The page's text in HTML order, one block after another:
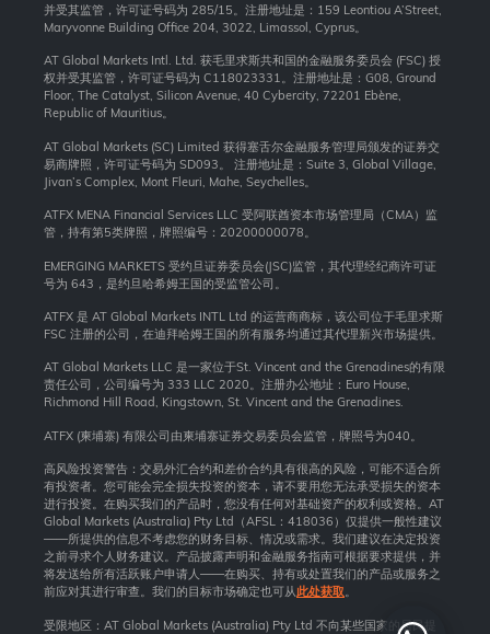
并受其监管，许可证号码为 285/15。注册地址是：159 Leontiou A’Street,
Maryvonne Building Office 204, 3022, Limassol, Cyprus。
AT Global Markets Intl. Ltd. 获毛里求斯共和国的金融服务委员会 (FSC) 授
权并受其监管，许可证号码为 C118023331。注册地址是：G08, Ground
Floor, The Catalyst, Silicon Avenue, 40 Cybercity, 72201 Ebène,
Republic of Mauritius。
AT Global Markets (SC) Limited 获得塞舌尔金融服务管理局颁发的证券交
易商牌照，许可证号码为 SD093。 注册地址是：Suite 3, Global Village,
Jivan’s Complex, Mont Fleuri, Mahe, Seychelles。
ATFX MENA Financial Services LLC 受阿联酋资本市场管理局（CMA）监
管，持有第5类牌照，牌照编号：20200000078。
EMERGING MARKETS 受约旦证券委员会(JSC)监管，其代理经纪商许可证
号为 643，是约旦哈希姆王国的受监管公司。
ATFX 是 AT Global Markets INTL Ltd 的运营商商标，该公司位于毛里求斯
FSC 注册的公司，在迪拜哈姆王国的所有服务均通过其代理新兴市场提供。
AT Global Markets LLC 是一家位于St. Vincent and the Grenadines的有限
责任公司，公司编号为 333 LLC 2020。注册办公地址：Euro House,
Richmond Hill Road, Kingstown, St. Vincent and the Grenadines.
ATFX (柬埔寨) 有限公司由柬埔寨证券交易委员会监管，牌照号为040。
高风险投资警告：交易外汇合约和差价合约具有很高的风险，可能不适合所
有投资者。您可能会完全损失投资的资本，请不要用您无法承受损失的资本
进行投资。在购买我们的产品时，您没有任何对基础资产的权利或资格。AT
Global Markets (Australia) Pty Ltd（AFSL：418036）仅提供一般性建议
——所提供的信息不考虑您的财务目标、情况或需求。我们建议在决定投资
之前寻求个人财务建议。产品披露声明和金融服务指南可根据要求提供，并
将发送给所有活跃账户申请人——在购买、持有或处置我们的产品或服务之
前应对其进行审查。我们的目标市场确定也可从此处获取。
受限地区：AT Global Markets (Australia) Pty Ltd 不向某些国家的居民提